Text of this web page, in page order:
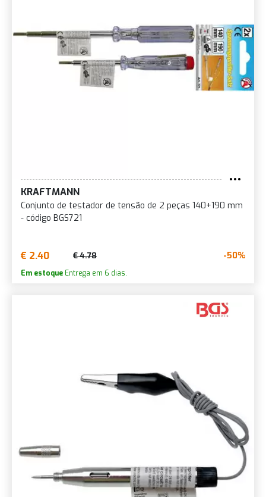
KRAFTMANN
Conjunto de testador de tensão de 2 peças 140+190 mm
- código BGS721
€ 2.40 € 4.78 -50%
Em estoque Entrega em 6 dias.